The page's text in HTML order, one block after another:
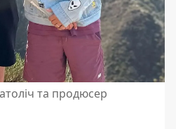
та продюсер